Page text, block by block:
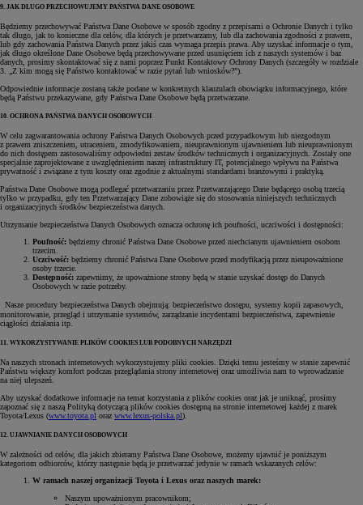
9. JAK DŁUGO PRZECHOWUJEMY PAŃSTWA DANE OSOBOWE
Będziemy przechowywać Państwa Dane Osobowe w sposób zgodny z przepisami o Ochronie Danych i tylko
tak długo, jak to konieczne dla celów, dla których je przetwarzamy, lub dla zachowania zgodności z prawem,
lub gdy zachowania Państwa Danych przez jakiś czas wymaga przepis prawa. Aby uzyskać informacje o tym,
jak długo określone Dane Osobowe będą przechowywane przed usunięciem ich z naszych systemów i baz
danych, prosimy skontaktować się z nami poprzez Punkt Kontaktowy Ochrony Danych (szczegóły w rozdziale
3. „Z kim mogą się Państwo kontaktować w razie pytań lub wniosków?”).
Odpowiednie informacje zostaną także podane w konkretnych klauzulach obowiązku informacyjnego, które
będą Państwu przekazywane, gdy Państwa Dane Osobowe będą przetwarzane.
10. OCHRONA PAŃSTWA DANYCH OSOBOWYCH
W celu zagwarantowania ochrony Państwa Danych Osobowych przed przypadkowym lub niezgodnym
z prawem zniszczeniem, utraceniem, zmodyfikowaniem, nieuprawnionym ujawnieniem lub nieuprawnionym
do nich dostępem zastosowaliśmy odpowiedni zestaw środków technicznych i organizacyjnych. Zostały one
specjalnie zaprojektowane z uwzględnieniem naszej infrastruktury IT, potencjalnego wpływu na Państwa
prywatność i związane z tym koszty oraz zgodnie z aktualnymi standardami branżowymi i praktyką.
Państwa Dane Osobowe mogą podlegać przetwarzaniu przez Przetwarzającego Dane będącego osobą trzecią
tylko w przypadku, gdy ten Przetwarzający Dane zobowiąże się do stosowania niniejszych technicznych
i organizacyjnych środków bezpieczeństwa danych.
Utrzymanie bezpieczeństwa Danych Osobowych oznacza ochronę ich poufności, uczciwości i dostępności:
Poufność: będziemy chronić Państwa Dane Osobowe przed niechcianym ujawnieniem osobom
trzecim.
Uczciwość: będziemy chronić Państwa Dane Osobowe przed modyfikacją przez nieupoważnione
osoby trzecie.
Dostępność: zapewnimy, że upoważnione strony będą w stanie uzyskać dostęp do Danych
Osobowych w razie potrzeby.
Nasze procedury bezpieczeństwa Danych obejmują: bezpieczeństwo dostępu, systemy kopii zapasowych,
monitorowanie, przegląd i utrzymanie systemów, zarządzanie incydentami bezpieczeństwa, zapewnienie
ciągłości działania itp.
11. WYKORZYSTYWANIE PLIKÓW COOKIES LUB PODOBNYCH NARZĘDZI
Na naszych stronach internetowych wykorzystujemy pliki cookies. Dzięki temu jesteśmy w stanie zapewnić
Państwu większy komfort podczas przeglądania strony internetowej oraz umożliwia nam to wprowadzanie
na niej ulepszeń.
Aby uzyskać dodatkowe informacje na temat korzystania z plików cookies oraz jak je uniknąć, prosimy
zapoznać się z naszą Polityką dotyczącą plików cookies dostępną na stronie internetowej każdej z marek
Toyota/Lexus (www.toyota.pl oraz www.lexus-polska.pl).
12. UJAWNIANIE DANYCH OSOBOWYCH
W zależności od celów, dla jakich zbieramy Państwa Dane Osobowe, możemy ujawnić je poniższym
kategoriom odbiorców, którzy następnie będą je przetwarzać jedynie w ramach wskazanych celów:
W ramach naszej organizacji Toyota i Lexus oraz naszych marek:
Naszym upoważnionym pracownikom;